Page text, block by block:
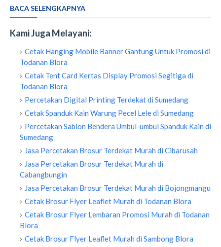
BACA SELENGKAPNYA
Kami Juga Melayani:
Cetak Hanging Mobile Banner Gantung Untuk Promosi di
Todanan Blora
Cetak Tent Card Kertas Display Promosi Segitiga di
Todanan Blora
Percetakan Digital Printing Terdekat di Sumedang
Cetak Spanduk Kain Warung Pecel Lele di Sumedang
Percetakan Sablon Bendera Umbul-umbul Spanduk Kain di
Sumedang
Jasa Percetakan Brosur Terdekat Murah di Cibarusah
Jasa Percetakan Brosur Terdekat Murah di
Cabangbungin
Jasa Percetakan Brosur Terdekat Murah di Bojongmangu
Cetak Brosur Flyer Leaflet Murah di Todanan Blora
Cetak Brosur Flyer Lembaran Promosi Murah di Todanan
Blora
Cetak Brosur Flyer Leaflet Murah di Sambong Blora